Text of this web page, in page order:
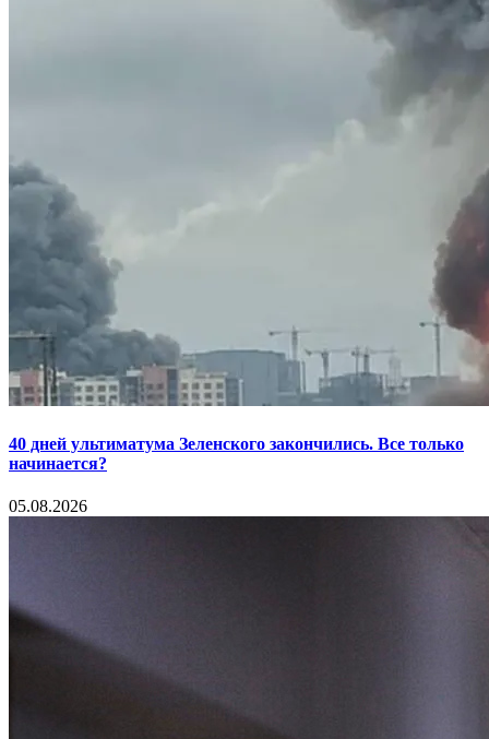
40 дней ультиматума Зеленского закончились. Все только
начинается?
05.08.2026